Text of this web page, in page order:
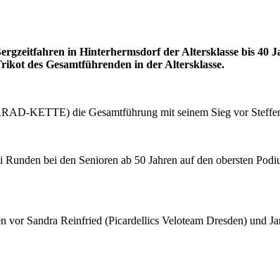
in Hinterhermsdorf der Altersklasse bis
des Gesamtführenden in der Altersklasse.
KETTE) die Gesamtführung mit seinem Sieg vor
bei den Senioren ab 50 Jahren auf den obersten
vor Sandra Reinfried (Picardellics Veloteam Dresden) und